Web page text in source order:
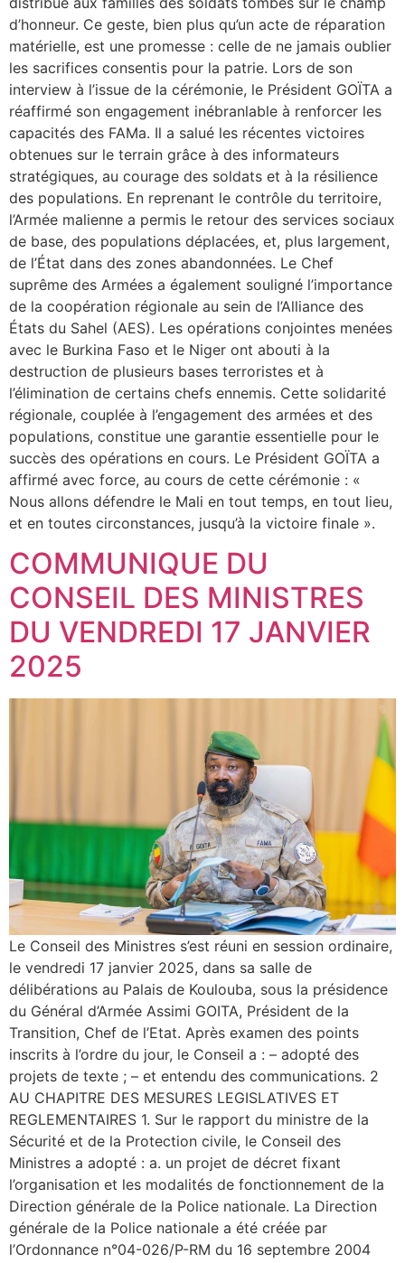
d’honneur. Ce geste, bien plus qu’un acte de réparation
matérielle, est une promesse : celle de ne jamais oublier
les sacrifices consentis pour la patrie. Lors de son
interview à l’issue de la cérémonie, le Président GOÏTA a
réaffirmé son engagement inébranlable à renforcer les
capacités des FAMa. Il a salué les récentes victoires
obtenues sur le terrain grâce à des informateurs
stratégiques, au courage des soldats et à la résilience
des populations. En reprenant le contrôle du territoire,
l’Armée malienne a permis le retour des services sociaux
de base, des populations déplacées, et, plus largement,
de l’État dans des zones abandonnées. Le Chef
suprême des Armées a également souligné l’importance
de la coopération régionale au sein de l’Alliance des
États du Sahel (AES). Les opérations conjointes menées
avec le Burkina Faso et le Niger ont abouti à la
destruction de plusieurs bases terroristes et à
l’élimination de certains chefs ennemis. Cette solidarité
régionale, couplée à l’engagement des armées et des
populations, constitue une garantie essentielle pour le
succès des opérations en cours. Le Président GOÏTA a
affirmé avec force, au cours de cette cérémonie : «
Nous allons défendre le Mali en tout temps, en tout lieu,
et en toutes circonstances, jusqu’à la victoire finale ».
COMMUNIQUE DU
CONSEIL DES MINISTRES
DU VENDREDI 17 JANVIER
2025
Le Conseil des Ministres s’est réuni en session ordinaire,
le vendredi 17 janvier 2025, dans sa salle de
délibérations au Palais de Koulouba, sous la présidence
du Général d’Armée Assimi GOITA, Président de la
Transition, Chef de l’Etat. Après examen des points
inscrits à l’ordre du jour, le Conseil a : – adopté des
projets de texte ; – et entendu des communications. 2
AU CHAPITRE DES MESURES LEGISLATIVES ET
REGLEMENTAIRES 1. Sur le rapport du ministre de la
Sécurité et de la Protection civile, le Conseil des
Ministres a adopté : a. un projet de décret fixant
l’organisation et les modalités de fonctionnement de la
Direction générale de la Police nationale. La Direction
générale de la Police nationale a été créée par
l’Ordonnance n°04-026/P-RM du 16 septembre 2004